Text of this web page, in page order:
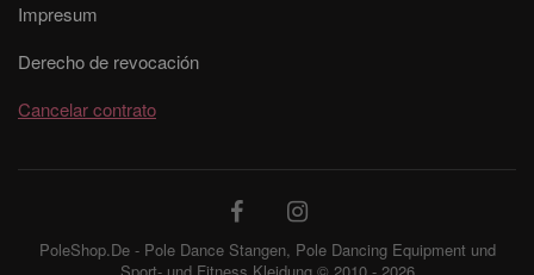
Impresum
Derecho de revocación
Cancelar contrato
PoleShop.De - Pole Dance Stangen, Pole Dancing Equipment und